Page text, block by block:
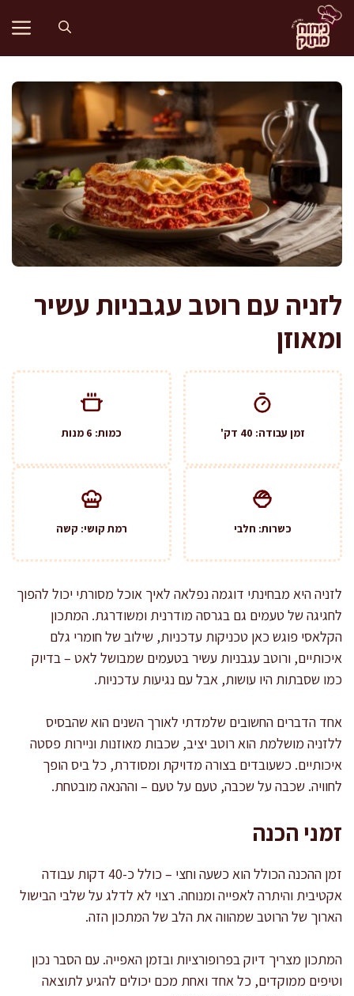
לדלג
לתוכן
לזניה עם רוטב עגבניות עשיר
ומאוזן
זמן עבודה: 40 דק' כמות: 6 מנות
כשרות: חלבי רמת קושי: קשה
לזניה היא מבחינתי דוגמה נפלאה לאיך אוכל מסורתי יכול להפוך
לחגיגה של טעמים גם בגרסה מודרנית ומשודרגת. המתכון
הקלאסי פוגש כאן טכניקות עדכניות, שילוב של חומרי גלם
איכותיים, ורוטב עגבניות עשיר בטעמים שמבושל לאט – בדיוק
כמו שסבתות היו עושות, אבל עם נגיעות עדכניות.
אחד הדברים החשובים שלמדתי לאורך השנים הוא שהבסיס
ללזניה מושלמת הוא רוטב יציב, שכבות מאוזנות וניירות פסטה
איכותיים. כשעובדים בצורה מדויקת ומסודרת, כל ביס הופך
לחוויה. שכבה על שכבה, טעם על טעם – וההנאה מובטחת.
זמני הכנה
זמן ההכנה הכולל הוא כשעה וחצי – כולל כ-40 דקות עבודה
אקטיבית והיתרה לאפייה ומנוחה. רצוי לא לדלג על שלבי הבישול
הארוך של הרוטב שמהווה את הלב של המתכון הזה.
המתכון מצריך דיוק בפרופורציות ובזמן האפייה. עם הסבר נכון
וטיפים ממוקדים, כל אחד ואחת מכם יכולים להגיע לתוצאה